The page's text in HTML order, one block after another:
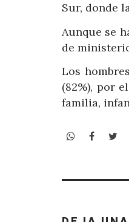
Sur, donde
Aunque se
de
Los
(82%), por
familia,
WhatsApp